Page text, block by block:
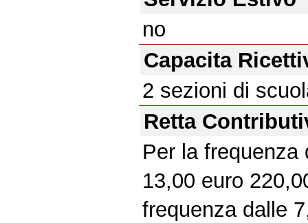
no
Capacita
2 sezioni di
Retta
Per la frequenza
13,00 euro
frequenza dalle